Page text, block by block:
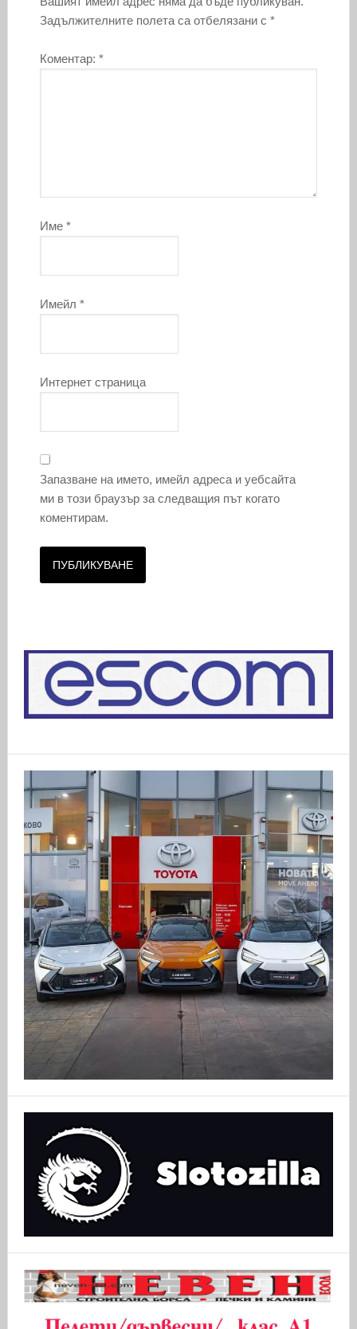
Задължителните полета са отбелязани с *
Коментар: *
Име *
Имейл *
Интернет страница
Запазване на името, имейл адреса и уебсайта
ми в този браузър за следващия път когато
коментирам.